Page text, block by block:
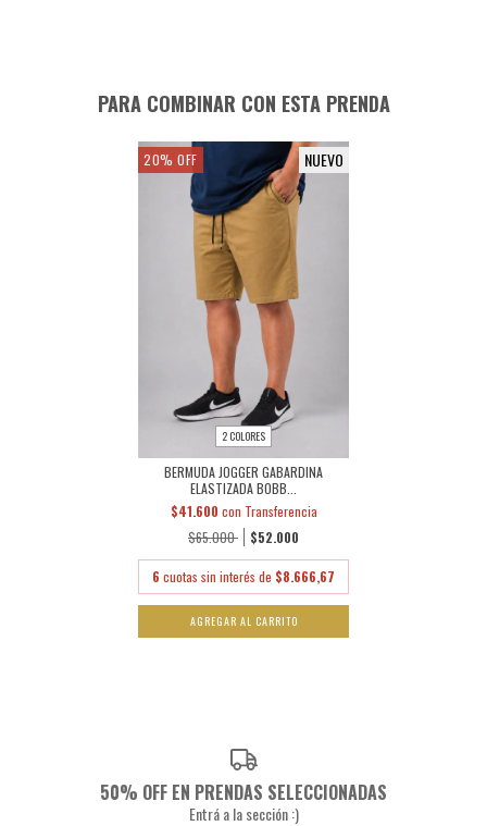
PARA COMBINAR CON ESTA PRENDA
20% OFF NUEVO
2 COLORES
BERMUDA JOGGER GABARDINA
ELASTIZADA BOBB...
$65.000 $52.000
$41.600 con Transferencia
6 cuotas sin interés de $8.666,67
AGREGAR AL CARRITO
50% OFF EN PRENDAS SELECCIONADAS
Entrá a la sección :)